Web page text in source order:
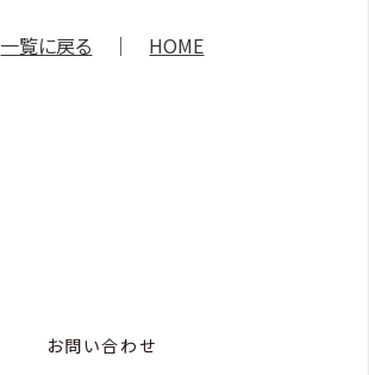
一覧に戻る ｜ HOME
お問い合わせ